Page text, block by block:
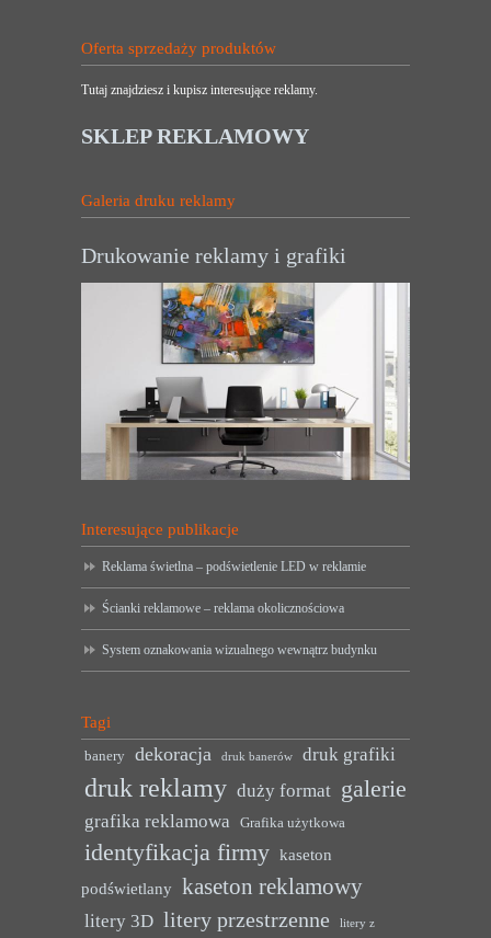
Oferta sprzedaży produktów
Tutaj znajdziesz i kupisz interesujące reklamy.
SKLEP REKLAMOWY
Galeria druku reklamy
Drukowanie reklamy i grafiki
Interesujące publikacje
Reklama świetlna – podświetlenie LED w reklamie
Ścianki reklamowe – reklama okolicznościowa
System oznakowania wizualnego wewnątrz budynku
Tagi
banery dekoracja druk banerów druk grafiki
druk reklamy duży format galerie
grafika reklamowa Grafika użytkowa
identyfikacja firmy kaseton
podświetlany kaseton reklamowy
litery 3D litery przestrzenne litery z